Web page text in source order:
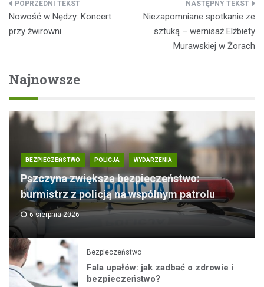
Nawigacja
wpisu
Nowość w Nędzy: Koncert
przy żwirowni
Niezapomniane spotkanie ze
sztuką – wernisaż Elżbiety
Murawskiej w Żorach
Najnowsze
BEZPIECZEŃSTWO POLICJA WYDARZENIA
Pszczyna zwiększa bezpieczeństwo:
burmistrz z policją na wspólnym patrolu
6 sierpnia 2026
Bezpieczeństwo
Fala upałów: jak zadbać o zdrowie i
bezpieczeństwo?